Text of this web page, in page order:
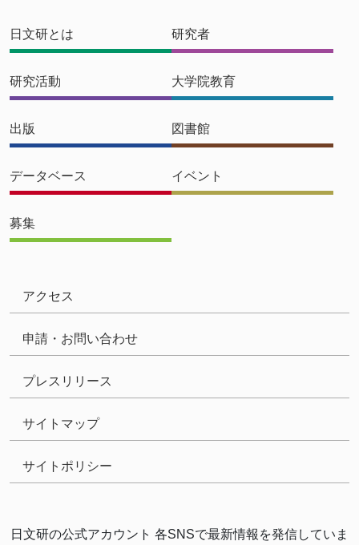
日文研とは 研究者
研究活動 大学院教育
出版 図書館
データベース イベント
募集
アクセス
申請・お問い合わせ
プレスリリース
サイトマップ
サイトポリシー
日文研の公式アカウント 各SNSで最新情報を発信していま